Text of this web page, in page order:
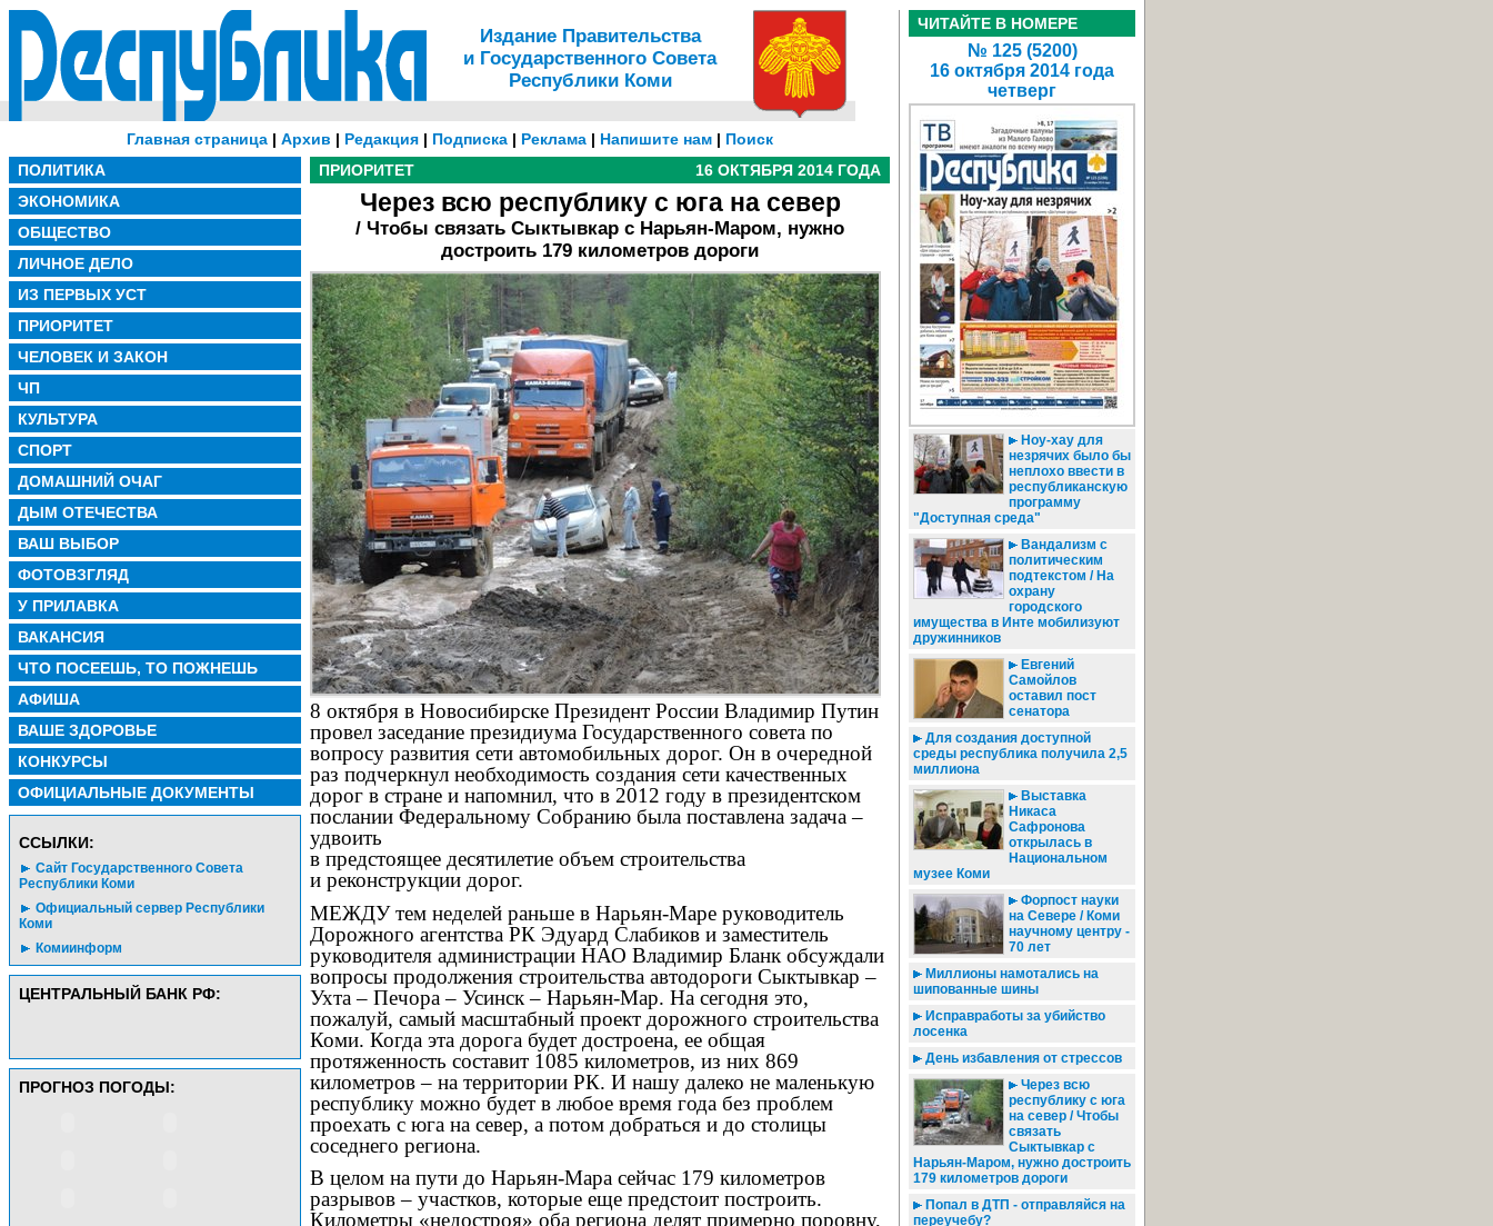
Издание Правительства
и Государственного Совета
Республики Коми
Главная страница| Архив | Редакция| Подписка| Реклама| Напишите нам| Поиск
ПОЛИТИКА
ЭКОНОМИКА
ОБЩЕСТВО
ЛИЧНОЕ ДЕЛО
ИЗ ПЕРВЫХ УСТ
ПРИОРИТЕТ
ЧЕЛОВЕК И ЗАКОН
ЧП
КУЛЬТУРА
СПОРТ
ДОМАШНИЙ ОЧАГ
ДЫМ ОТЕЧЕСТВА
ВАШ ВЫБОР
ФОТОВЗГЛЯД
У ПРИЛАВКА
ВАКАНСИЯ
ЧТО ПОСЕЕШЬ, ТО ПОЖНЕШЬ
АФИША
ВАШЕ ЗДОРОВЬЕ
КОНКУРСЫ
ОФИЦИАЛЬНЫЕ ДОКУМЕНТЫ
CСЫЛКИ:
Сайт Государственного Совета
Республики Коми
Официальный сервер Республики
Коми
Комиинформ
ЦЕНТРАЛЬНЫЙ БАНК РФ:
ПРОГНОЗ ПОГОДЫ:
ПРИОРИТЕТ 16 ОКТЯБРЯ 2014 ГОДА
Через всю республику с юга на север
/ Чтобы связать Сыктывкар с Нарьян-Маром, нужно
достроить 179 километров дороги
8 октября в Новосибирске Президент России Владимир Путин
провел заседание президиума Государственного совета по
вопросу развития сети автомобильных дорог. Он в очередной
раз подчеркнул необходимость создания сети качественных
дорог в стране и напомнил, что в 2012 году в президентском
послании Федеральному Собранию была поставлена задача –
удвоить
в предстоящее десятилетие объем строительства
и реконструкции дорог.
МЕЖДУ тем неделей раньше в Нарьян-Маре руководитель
Дорожного агентства РК Эдуард Слабиков и заместитель
руководителя администрации НАО Владимир Бланк обсуждали
вопросы продолжения строительства автодороги Сыктывкар –
Ухта – Печора – Усинск – Нарьян-Мар. На сегодня это,
пожалуй, самый масштабный проект дорожного строительства
Коми. Когда эта дорога будет достроена, ее общая
протяженность составит 1085 километров, из них 869
километров – на территории РК. И нашу далеко не маленькую
республику можно будет в любое время года без проблем
проехать с юга на север, а потом добраться и до столицы
соседнего региона.
В целом на пути до Нарьян-Мара сейчас 179 километров
разрывов – участков, которые еще предстоит построить.
Километры «недостроя» оба региона делят примерно поровну,
ЧИТАЙТЕ В НОМЕРЕ
№ 125 (5200)
16 октября 2014 года
четверг
Ноу-хау для
незрячих было бы
неплохо ввести в
республиканскую
программу
"Доступная среда"
Вандализм с
политическим
подтекстом / На
охрану
городского
имущества в Инте мобилизуют
дружинников
Евгений
Самойлов
оставил пост
сенатора
Для создания доступной
среды республика получила 2,5
миллиона
Выставка
Никаса
Сафронова
открылась в
Национальном
музее Коми
Форпост науки
на Севере / Коми
научному центру -
70 лет
Миллионы намотались на
шипованные шины
Исправработы за убийство
лосенка
День избавления от стрессов
Через всю
республику с юга
на север / Чтобы
связать
Сыктывкар с
Нарьян-Маром, нужно достроить
179 километров дороги
Попал в ДТП - отправляйся на
переучебу?